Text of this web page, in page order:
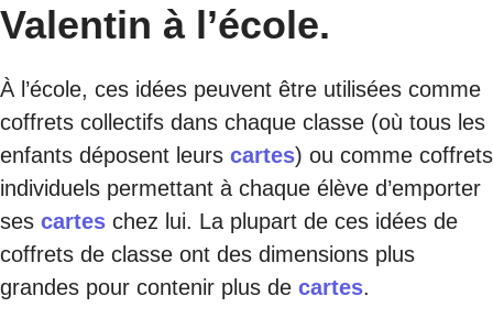
Valentin à l’école.
À l’école, ces idées peuvent être utilisées comme
coffrets collectifs dans chaque classe (où tous les
enfants déposent leurs cartes) ou comme coffrets
individuels permettant à chaque élève d’emporter
ses cartes chez lui. La plupart de ces idées de
coffrets de classe ont des dimensions plus
grandes pour contenir plus de cartes.